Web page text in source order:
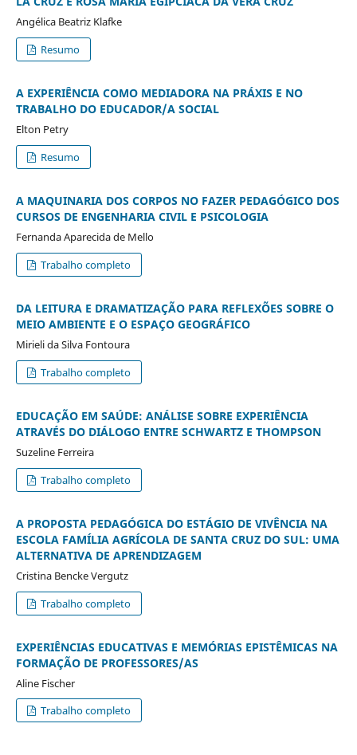
Angélica Beatriz Klafke
Resumo
A EXPERIÊNCIA COMO MEDIADORA NA PRÁXIS E NO
TRABALHO DO EDUCADOR/A SOCIAL
Elton Petry
Resumo
A MAQUINARIA DOS CORPOS NO FAZER PEDAGÓGICO DOS
CURSOS DE ENGENHARIA CIVIL E PSICOLOGIA
Fernanda Aparecida de Mello
Trabalho completo
DA LEITURA E DRAMATIZAÇÃO PARA REFLEXÕES SOBRE O
MEIO AMBIENTE E O ESPAÇO GEOGRÁFICO
Mirieli da Silva Fontoura
Trabalho completo
EDUCAÇÃO EM SAÚDE: ANÁLISE SOBRE EXPERIÊNCIA
ATRAVÉS DO DIÁLOGO ENTRE SCHWARTZ E THOMPSON
Suzeline Ferreira
Trabalho completo
A PROPOSTA PEDAGÓGICA DO ESTÁGIO DE VIVÊNCIA NA
ESCOLA FAMÍLIA AGRÍCOLA DE SANTA CRUZ DO SUL: UMA
ALTERNATIVA DE APRENDIZAGEM
Cristina Bencke Vergutz
Trabalho completo
EXPERIÊNCIAS EDUCATIVAS E MEMÓRIAS EPISTÊMICAS NA
FORMAÇÃO DE PROFESSORES/AS
Aline Fischer
Trabalho completo